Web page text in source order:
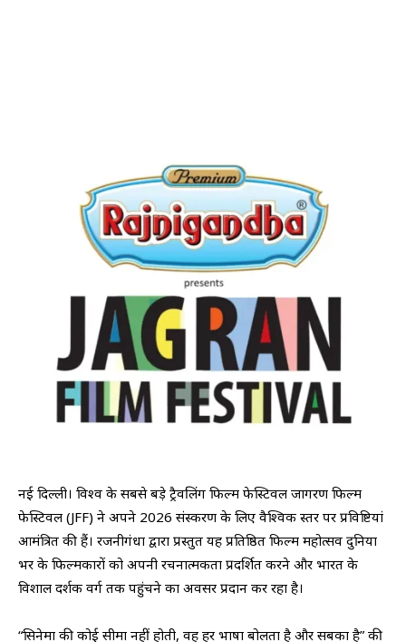
नई दिल्ली। विश्व के सबसे बड़े ट्रैवलिंग फिल्म फेस्टिवल जागरण फिल्म
फेस्टिवल (JFF) ने अपने 2026 संस्करण के लिए वैश्विक स्तर पर प्रविष्टियां
आमंत्रित की हैं। रजनीगंधा द्वारा प्रस्तुत यह प्रतिष्ठित फिल्म महोत्सव दुनिया
भर के फिल्मकारों को अपनी रचनात्मकता प्रदर्शित करने और भारत के
विशाल दर्शक वर्ग तक पहुंचने का अवसर प्रदान कर रहा है।
“सिनेमा की कोई सीमा नहीं होती, वह हर भाषा बोलता है और सबका है” की